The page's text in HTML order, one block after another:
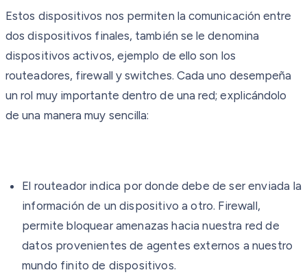
Estos dispositivos nos permiten la comunicación entre
dos dispositivos finales, también se le denomina
dispositivos activos, ejemplo de ello son los
routeadores, firewall y switches. Cada uno desempeña
un rol muy importante dentro de una red; explicándolo
de una manera muy sencilla:
El routeador indica por donde debe de ser enviada la
información de un dispositivo a otro. Firewall,
permite bloquear amenazas hacia nuestra red de
datos provenientes de agentes externos a nuestro
mundo finito de dispositivos.